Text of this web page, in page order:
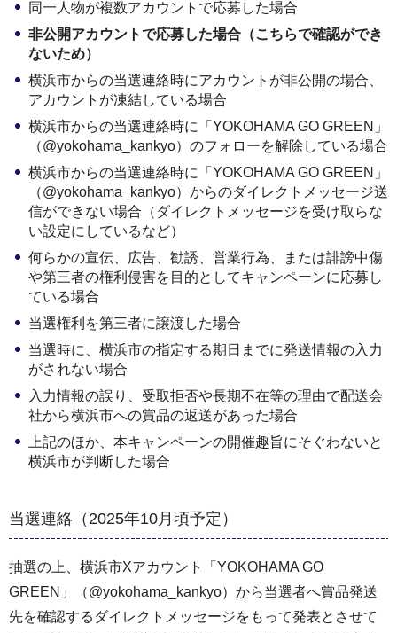
同一人物が複数アカウントで応募した場合
非公開アカウントで応募した場合（こちらで確認ができ
ないため）
横浜市からの当選連絡時にアカウントが非公開の場合、
アカウントが凍結している場合
横浜市からの当選連絡時に「YOKOHAMA GO GREEN」
（@yokohama_kankyo）のフォローを解除している場合
横浜市からの当選連絡時に「YOKOHAMA GO GREEN」
（@yokohama_kankyo）からのダイレクトメッセージ送
信ができない場合（ダイレクトメッセージを受け取らな
い設定にしているなど）
何らかの宣伝、広告、勧誘、営業行為、または誹謗中傷
や第三者の権利侵害を目的としてキャンペーンに応募し
ている場合
当選権利を第三者に譲渡した場合
当選時に、横浜市の指定する期日までに発送情報の入力
がされない場合
入力情報の誤り、受取拒否や長期不在等の理由で配送会
社から横浜市への賞品の返送があった場合
上記のほか、本キャンペーンの開催趣旨にそぐわないと
横浜市が判断した場合
当選連絡（2025年10月頃予定）
抽選の上、横浜市Xアカウント「YOKOHAMA GO
GREEN」（@yokohama_kankyo）から当選者へ賞品発送
先を確認するダイレクトメッセージをもって発表とさせて